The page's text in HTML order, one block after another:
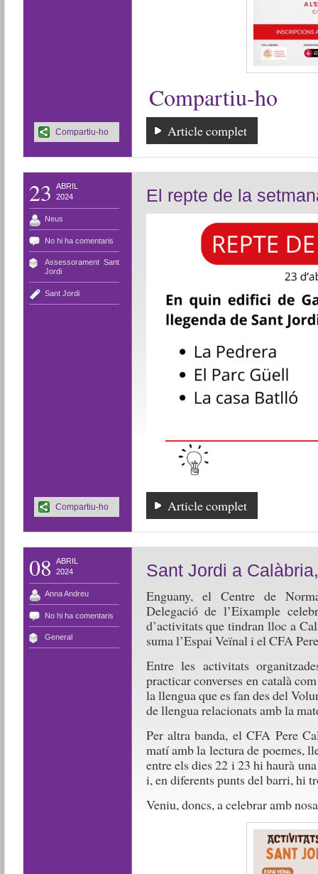
Compartiu-ho
Article complet
Compartiu-ho
23
ABRIL
2024
Neus
No hi ha comentaris
Assessorament, Sant
Jordi
Sant Jordi
El repte de la
Article complet
Compartiu-ho
08
ABRIL
2024
Anna Andreu
No hi ha comentaris
General
Sant Jordi a
Enguany, el Centre de
Delegació de l’Eixample
d’activitats que tindran lloc a
suma l’Espai Veïnal i el CFA
Entre les activitats
practicar converses en català
la llengua que es fan des del
de llengua relacionats amb la
Per altra banda, el CFA Pere
matí amb la lectura de poemes,
entre els dies 22 i 23 hi haurà
i, en diferents punts del barri, hi
Veniu, doncs, a celebrar amb